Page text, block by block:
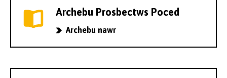
Archebu Prosbectws Poced
Archebu nawr